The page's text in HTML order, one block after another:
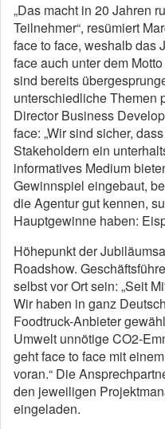
„Das macht in 20 Jahren
Teilnehmer“, resümiert
face to face, weshalb das
face auch unter dem
sind bereits
unterschiedliche Themen
Director Business
face: „Wir sind sicher,
Stakeholdern ein
informatives Medium
Gewinnspiel eingebaut,
die Agentur gut kennen,
Hauptgewinne haben:
Höhepunkt der
Roadshow.
selbst vor Ort sein: „Seit
Wir haben in ganz
Foodtruck-Anbieter
Umwelt unnötige CO2-
geht face to face mit
voran.“ Die
den jeweiligen
eingeladen.